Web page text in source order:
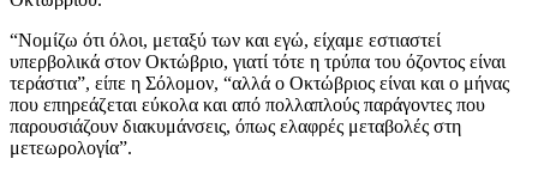
“Νομίζω ότι όλοι, μεταξύ των και εγώ, είχαμε εστιαστεί
υπερβολικά στον Οκτώβριο, γιατί τότε η τρύπα του όζοντος είναι
τεράστια”, είπε η Σόλομον, “αλλά ο Οκτώβριος είναι και ο μήνας
που επηρεάζεται εύκολα και από πολλαπλούς παράγοντες που
παρουσιάζουν διακυμάνσεις, όπως ελαφρές μεταβολές στη
μετεωρολογία”.